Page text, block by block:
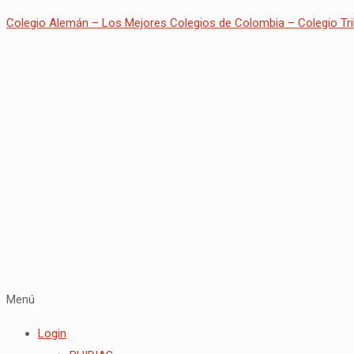
Colegio Alemán – Los Mejores Colegios de Colombia – Colegio
Menú
Login